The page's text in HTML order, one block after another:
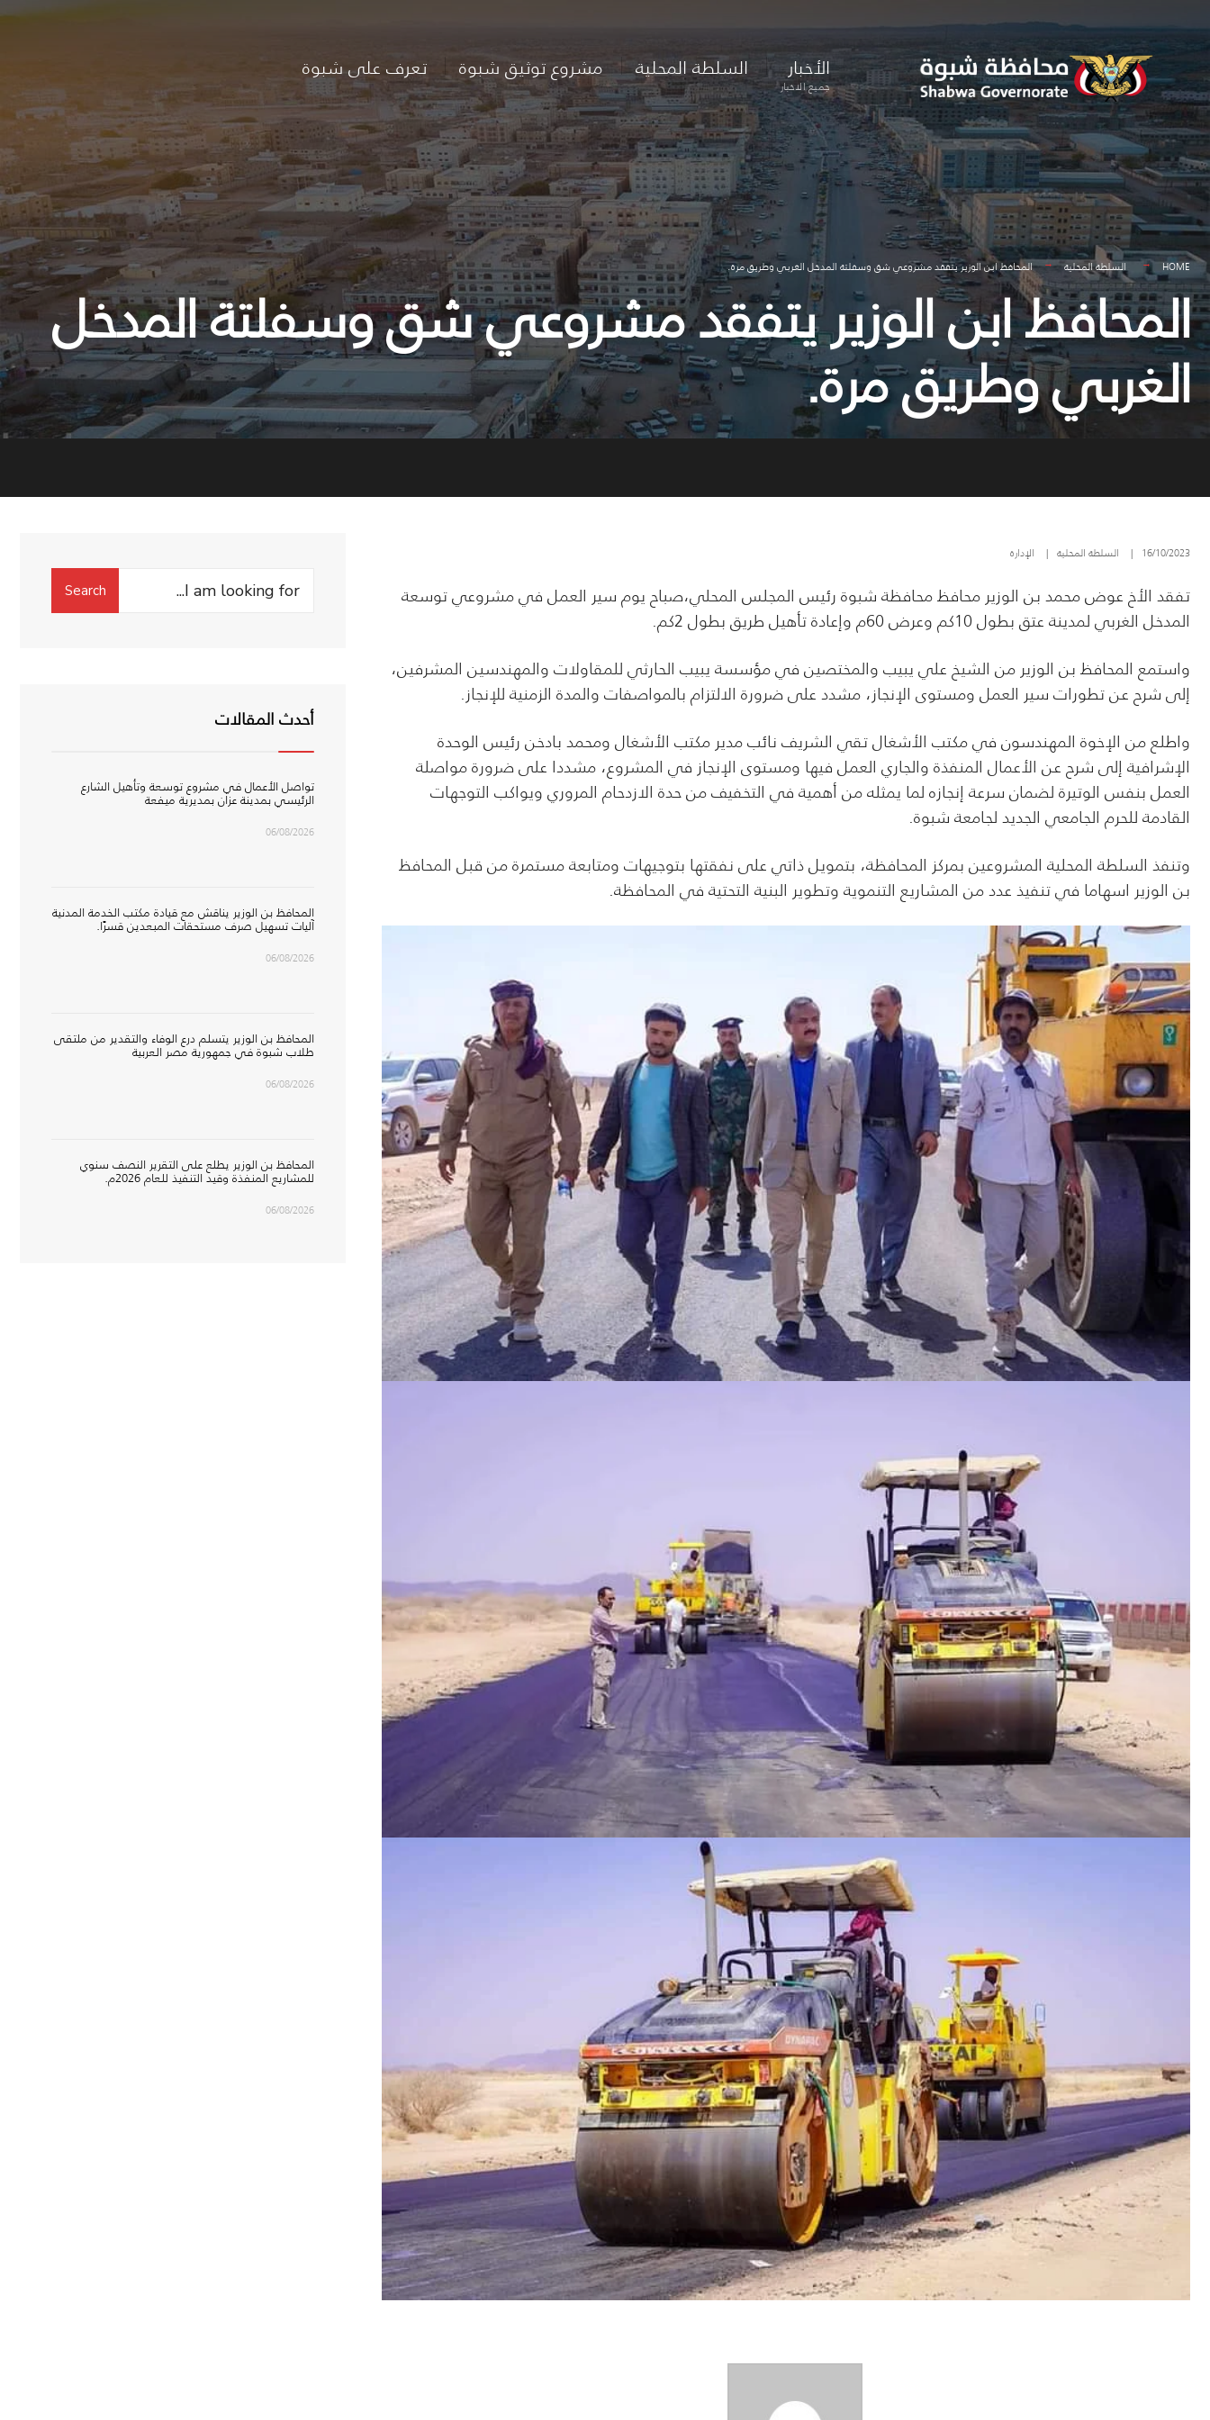
content
الأخبار
جميع الاخبار
السلطة المحلية مشروع توثيق شبوة تعرف على شبوة
HOME السلطة المحلية المحافظ ابن الوزير يتفقد مشروعي شق وسفلتة المدخل الغربي وطريق مرة.
المحافظ ابن الوزير يتفقد مشروعي شق وسفلتة المدخل
الغربي وطريق مرة.
16/10/2023
| السلطة المحلية | الإدارة
تفقد الأخ عوض محمد بن الوزير محافظ محافظة شبوة رئيس المجلس المحلي،صباح يوم سير العمل في مشروعي توسعة
المدخل الغربي لمدينة عتق بطول 10كم وعرض 60م وإعادة تأهيل طريق بطول 2كم.
واستمع المحافظ بن الوزير من الشيخ علي يبيب والمختصين في مؤسسة يبيب الحارثي للمقاولات والمهندسين المشرفين،
إلى شرح عن تطورات سير العمل ومستوى الإنجاز، مشدد على ضرورة الالتزام بالمواصفات والمدة الزمنية للإنجاز.
واطلع من الإخوة المهندسون في مكتب الأشغال تقي الشريف نائب مدير مكتب الأشغال ومحمد بادخن رئيس الوحدة
الإشرافية إلى شرح عن الأعمال المنفذة والجاري العمل فيها ومستوى الإنجاز في المشروع، مشددا على ضرورة مواصلة
العمل بنفس الوتيرة لضمان سرعة إنجازه لما يمثله من أهمية في التخفيف من حدة الازدحام المروري ويواكب التوجهات
القادمة للحرم الجامعي الجديد لجامعة شبوة.
وتنفذ السلطة المحلية المشروعين بمركز المحافظة، بتمويل ذاتي على نفقتها بتوجيهات ومتابعة مستمرة من قبل المحافظ
بن الوزير اسهاما في تنفيذ عدد من المشاريع التنموية وتطوير البنية التحتية في المحافظة.
Search
Search
أحدث المقالات
تواصل الأعمال في مشروع توسعة وتأهيل الشارع
الرئيسي بمدينة عزان بمديرية ميفعة
06/08/2026
المحافظ بن الوزير يناقش مع قيادة مكتب الخدمة المدنية
آليات تسهيل صرف مستحقات المبعدين قسرًا.
06/08/2026
المحافظ بن الوزير يتسلم درع الوفاء والتقدير من ملتقى
طلاب شبوة في جمهورية مصر العربية
06/08/2026
المحافظ بن الوزير يطلع على التقرير النصف سنوي
للمشاريع المنفذة وقيد التنفيذ للعام 2026م.
06/08/2026